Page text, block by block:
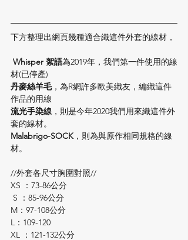
下方整理出網頁幾種適合織這件外套的線材，
Whisper 絮語為2019年，我們第一件使用的線
材(已停產)
丹麥絲羊毛，為R網許多歐美織友，編織這件
作品的用線
流光手染線 ，則是今年2020我們用來織這件外
套的線材。
Malabrigo-SOCK ，則為與原作相同規格的線
材。
//外套各尺寸胸圍對照//
XS ：73-86公分
S ：85-96公分
M：97-108公分
L：109-120
XL ：121-132公分